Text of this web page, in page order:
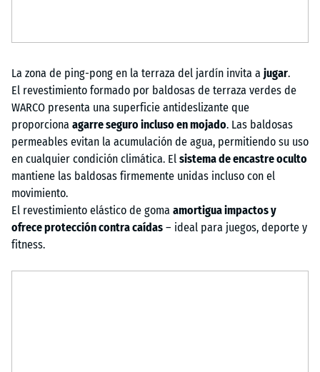
La zona de ping-pong en la terraza del jardín invita a jugar.
El revestimiento formado por baldosas de terraza verdes de
WARCO presenta una superficie antideslizante que
proporciona agarre seguro incluso en mojado. Las baldosas
permeables evitan la acumulación de agua, permitiendo su uso
en cualquier condición climática. El sistema de encastre oculto
mantiene las baldosas firmemente unidas incluso con el
movimiento.
El revestimiento elástico de goma amortigua impactos y
ofrece protección contra caídas – ideal para juegos, deporte y
fitness.